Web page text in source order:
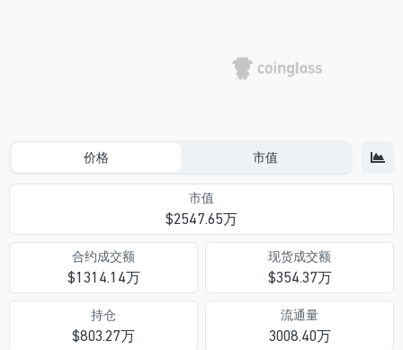
价格 市值
市值
$2547.65万
合约成交额
$1314.14万
现货成交额
$354.37万
持仓
$803.27万
流通量
3008.40万